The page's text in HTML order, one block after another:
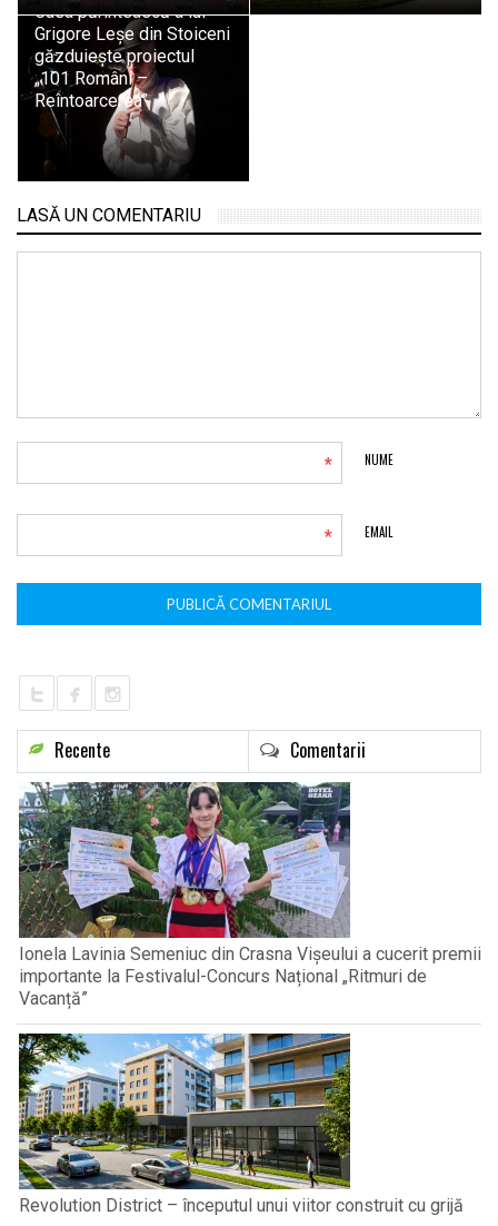
Casa părintească a lui
Grigore Leșe din Stoiceni
găzduiește proiectul
„101 Români –
Reîntoarcerea”
LASĂ UN COMENTARIU
NUME
*
EMAIL
*
Recente Comentarii
Ionela Lavinia Semeniuc din Crasna Vișeului a cucerit premii
importante la Festivalul-Concurs Național „Ritmuri de
Vacanță”
Revolution District – începutul unui viitor construit cu grijă